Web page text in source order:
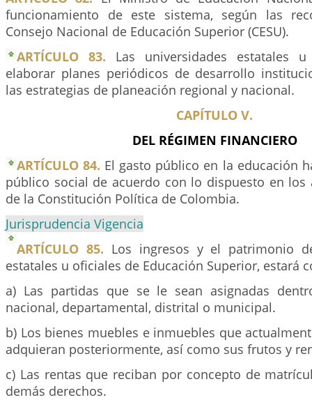
funcionamiento de este sistema, según las
Consejo Nacional de Educación Superior (CESU).
ARTÍCULO 83. Las universidades estatales
elaborar planes periódicos de desarrollo
las estrategias de planeación regional y nacional.
CAPÍTULO V.
DEL RÉGIMEN FINANCIERO
ARTÍCULO 84. El gasto público en la educación
público social de acuerdo con lo dispuesto en
de la Constitución Política de Colombia.
Jurisprudencia Vigencia
ARTÍCULO 85. Los ingresos y el patrimonio
estatales u oficiales de Educación Superior, estará
a) Las partidas que se le sean asignadas
nacional, departamental, distrital o municipal.
b) Los bienes muebles e inmuebles que
adquieran posteriormente, así como sus frutos y
c) Las rentas que reciban por concepto de
demás derechos.